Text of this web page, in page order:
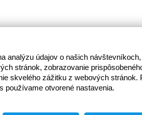
analýzu údajov o našich
stránok, zobrazovanie
skvelého zážitku z webových stránok.
používame otvorené nastavenia.